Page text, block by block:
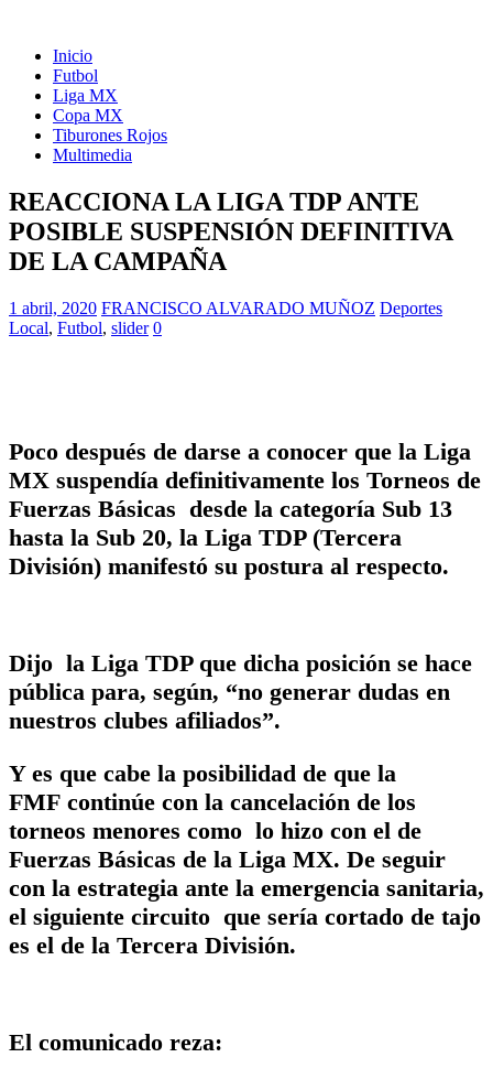
Inicio
Futbol
Liga MX
Copa MX
Tiburones Rojos
Multimedia
REACCIONA LA LIGA TDP ANTE
POSIBLE SUSPENSIÓN DEFINITIVA
DE LA CAMPAÑA
1 abril, 2020 FRANCISCO ALVARADO MUÑOZ Deportes
Local, Futbol, slider 0
Poco después de darse a conocer que la Liga
MX suspendía definitivamente los Torneos de
Fuerzas Básicas desde la categoría Sub 13
hasta la Sub 20, la Liga TDP (Tercera
División) manifestó su postura al respecto.
Dijo la Liga TDP que dicha posición se hace
pública para, según, “no generar dudas en
nuestros clubes afiliados”.
Y es que cabe la posibilidad de que la
FMF continúe con la cancelación de los
torneos menores como lo hizo con el de
Fuerzas Básicas de la Liga MX. De seguir
con la estrategia ante la emergencia sanitaria,
el siguiente circuito que sería cortado de tajo
es el de la Tercera División.
El comunicado reza: